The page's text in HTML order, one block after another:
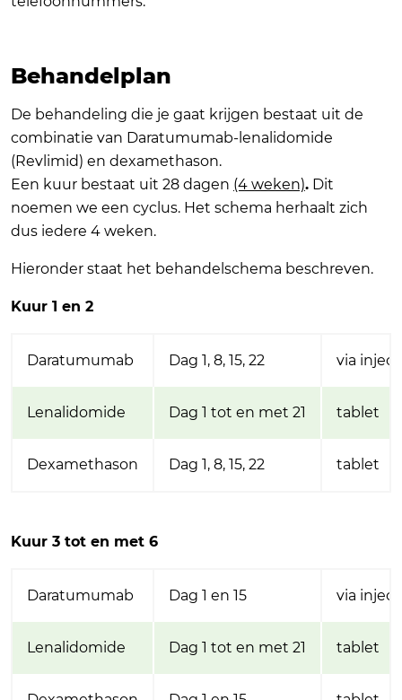
Behandelplan
De behandeling die je gaat krijgen bestaat uit de
combinatie van Daratumumab-lenalidomide
(Revlimid) en dexamethason.
Een kuur bestaat uit 28 dagen (4 weken). Dit
noemen we een cyclus. Het schema herhaalt zich
dus iedere 4 weken.
Hieronder staat het behandelschema beschreven.
Kuur 1 en 2
Daratumumab Dag 1, 8, 15, 22 via
Lenalidomide Dag 1 tot en met 21 tablet
Dexamethason Dag 1, 8, 15, 22 tablet
Kuur 3 tot en met 6
Daratumumab Dag 1 en 15 via
Lenalidomide Dag 1 tot en met 21 tablet